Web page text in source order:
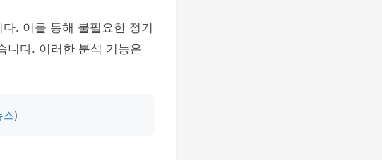
. 이를 통해 불필요한 정기
니다. 이러한 분석 기능은
스)